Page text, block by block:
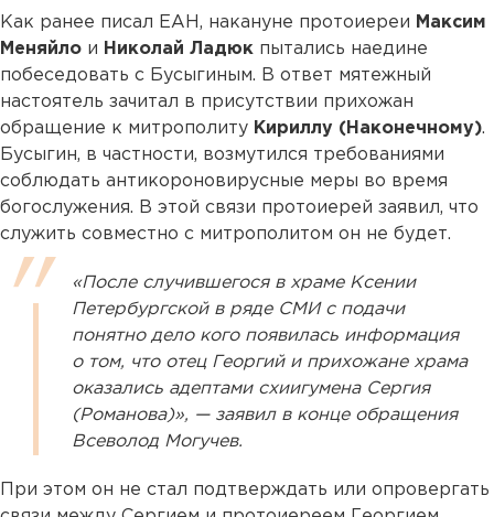
Как ранее писал ЕАН, накануне протоиереи Максим
Меняйло и Николай Ладюк пытались наедине
побеседовать с Бусыгиным. В ответ мятежный
настоятель зачитал в присутствии прихожан
обращение к митрополиту Кириллу (Наконечному).
Бусыгин, в частности, возмутился требованиями
соблюдать антикороновирусные меры во время
богослужения. В этой связи протоиерей заявил, что
служить совместно с митрополитом он не будет.
«После случившегося в храме Ксении
Петербургской в ряде СМИ с подачи
понятно дело кого появилась информация
о том, что отец Георгий и прихожане храма
оказались адептами схиигумена Сергия
(Романова)», — заявил в конце обращения
Всеволод Могучев.
При этом он не стал подтверждать или опровергать